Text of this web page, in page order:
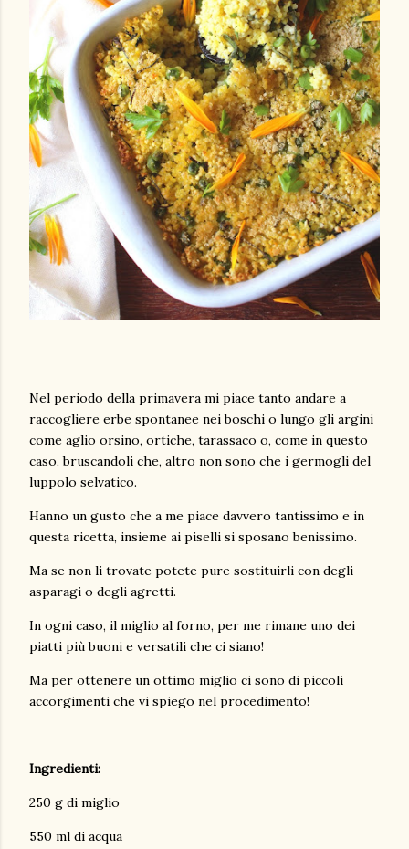
Nel periodo della primavera mi piace tanto andare a
raccogliere erbe spontanee nei boschi o lungo gli argini
come aglio orsino, ortiche, tarassaco o, come in questo
caso, bruscandoli che, altro non sono che i germogli del
luppolo selvatico.
Hanno un gusto che a me piace davvero tantissimo e in
questa ricetta, insieme ai piselli si sposano benissimo.
Ma se non li trovate potete pure sostituirli con degli
asparagi o degli agretti.
In ogni caso, il miglio al forno, per me rimane uno dei
piatti più buoni e versatili che ci siano!
Ma per ottenere un ottimo miglio ci sono di piccoli
accorgimenti che vi spiego nel procedimento!
Ingredienti:
250 g di miglio
550 ml di acqua